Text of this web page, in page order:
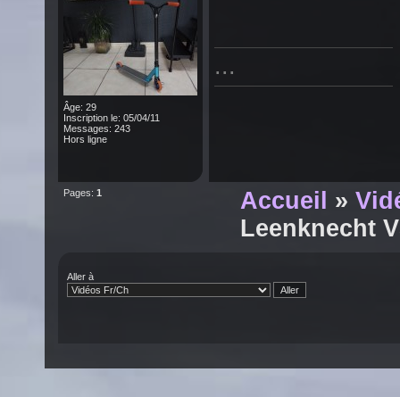
Âge: 29
Inscription le: 05/04/11
Messages: 243
Hors ligne
...
Pages: 1 Accueil »
Leenknecht
Aller à